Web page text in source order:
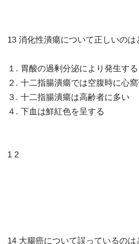
13 消化性潰瘍について正しいのは
１. 胃酸の過剰分泌により発生する
２. 十二指腸潰瘍では空腹時に心
３. 十二指腸潰瘍は高齢者に多い
４. 下血は鮮紅色を呈する
1 2
14 大腸癌について誤っているのは